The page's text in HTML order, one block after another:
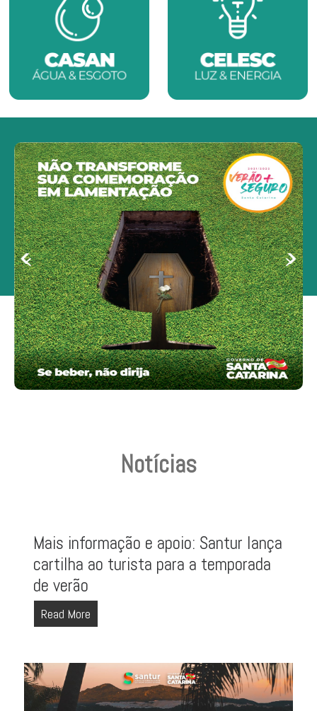
Notícias
Mais informação e apoio: Santur lança
cartilha ao turista para a temporada
de verão
Read More